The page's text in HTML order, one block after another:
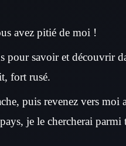
avez pitié de moi !
pour savoir et découvrir
fort rusé.
puis revenez vers moi
je le chercherai